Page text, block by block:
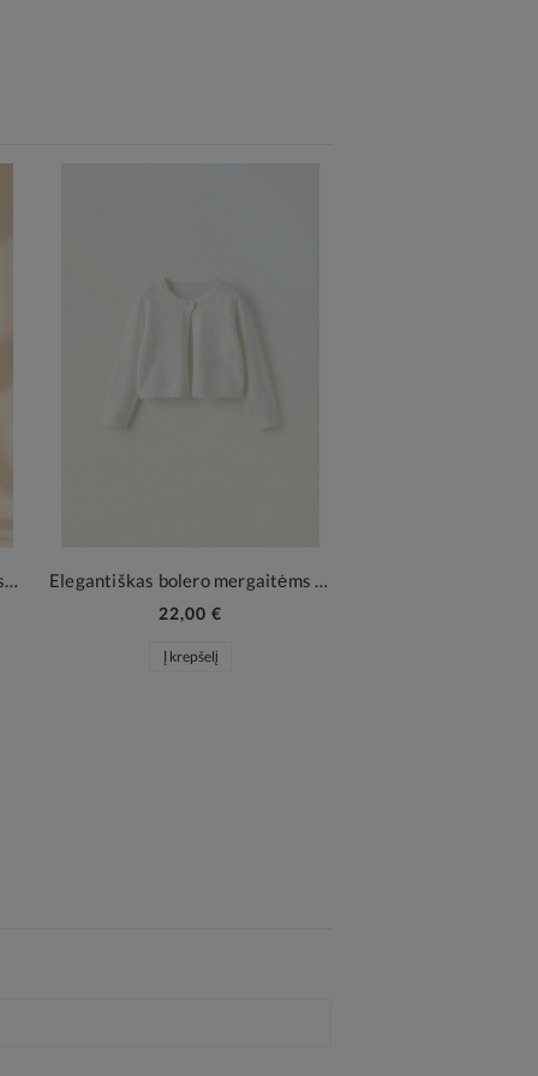
Proginė suknelė mergaitėms Tess balta – elegancija Pirmajai Komunijai ir šeimos šventėms Elegantiškas bolero mergaitėms Malena – kreminio baltumo švelnumas
22,00 €
Į krepšelį